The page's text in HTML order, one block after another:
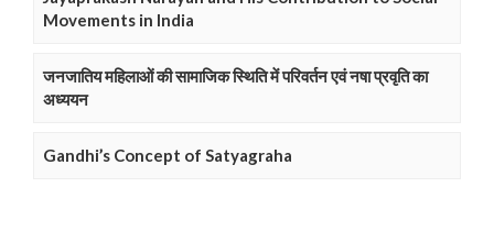
Movements in India
जनजातिय महिलाओं की सामाजिक स्थिति में परिवर्तन एवं नषा प्रवृति का
अध्ययन
Gandhi’s Concept of Satyagraha